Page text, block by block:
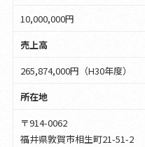
10,000,000円
売上高
265,874,000円（H30年度）
所在地
〒914-0062
福井県敦賀市相生町21-51-2